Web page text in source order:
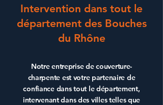
Intervention dans tout le
département des Bouches
du Rhône
Notre entreprise decouverture-
charpente est votre partenaire de
confiance dans tout le département,
intervenant dans des villes telles que